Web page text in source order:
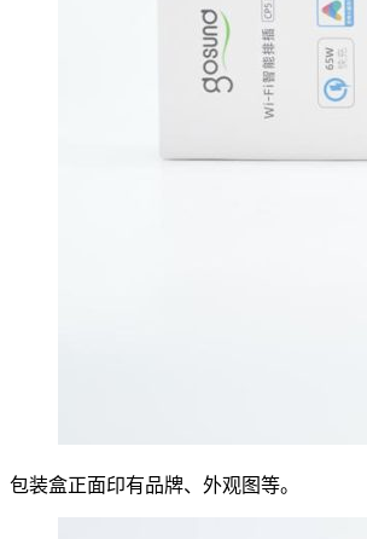
包装盒正面印有品牌、外观图等。